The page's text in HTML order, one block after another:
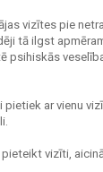
vizītes pie
tā ilgst
psihiskās
ar vienu
vizīti,